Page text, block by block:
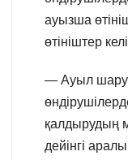
ауызша
өтініштер
— Ауыл
қалдырудың
дейінгі